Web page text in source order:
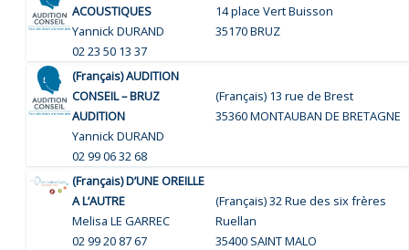
ACOUSTIQUES
Yannick DURAND
02 23 50 13 37
14 place Vert Buisson
35170 BRUZ
(Français) AUDITION
CONSEIL – BRUZ
AUDITION
Yannick DURAND
02 99 06 32 68
(Français) 13 rue de Brest
35360 MONTAUBAN DE BRETAGNE
(Français) D’UNE OREILLE
A L’AUTRE
Melisa LE GARREC
02 99 20 87 67
(Français) 32 Rue des six frères
Ruellan
35400 SAINT MALO